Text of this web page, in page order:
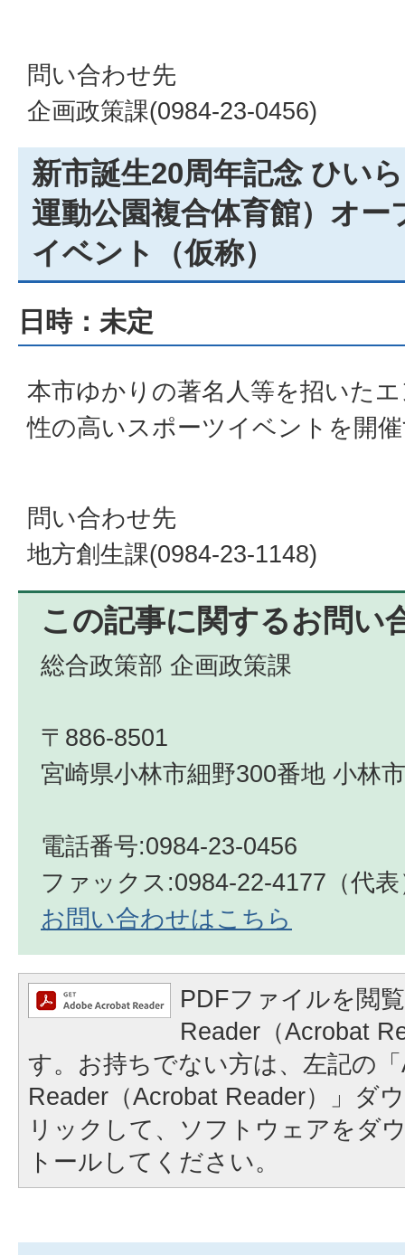
問い合わせ先
企画政策課(0984-23-0456)
新市誕生20周年記念 ひい
運動公園複合体育館）オー
イベント（仮称）
日時：未定
本市ゆかりの著名人等を招いた
性の高いスポーツイベントを開
問い合わせ先
地方創生課(0984-23-1148)
この記事に関するお問い
総合政策部 企画政策課
〒886-8501
宮崎県小林市細野300番地 小林
電話番号:0984-23-0456
ファックス:0984-22-4177（代表
お問い合わせはこちら
PDFファイルを閲
Reader（Acrobat
す。お持ちでない方は、左記の
Reader（Acrobat Reader）」ダ
リックして、ソフトウェアをダ
トールしてください。